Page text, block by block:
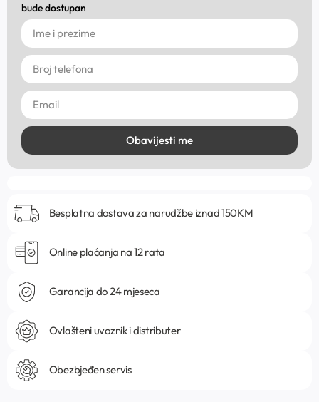
bude dostupan
Obavijesti me
Besplatna dostava za narudžbe iznad 150KM
Online plaćanja na 12 rata
Garancija do 24 mjeseca
Ovlašteni uvoznik i distributer
Obezbjeđen servis